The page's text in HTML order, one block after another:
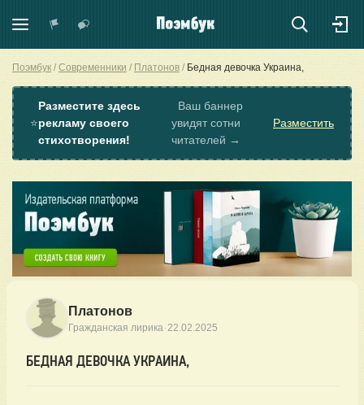
Поэмбук Современники Платонов Бедная девочка Украина,
⭐
Разместите здесь
рекламу своего
стихотворения!
Ваш баннер
увидят сотни
читателей →
Разместить
Платонов
Гражданская лирика·22.02.2025
БЕДНАЯ ДЕВОЧКА УКРАИНА,